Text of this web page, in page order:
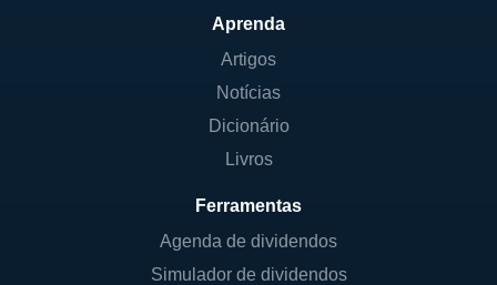
Aprenda
Artigos
Notícias
Dicionário
Livros
Ferramentas
Agenda de dividendos
Simulador de dividendos